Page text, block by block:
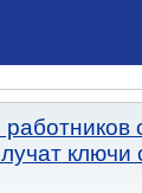
ключи